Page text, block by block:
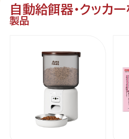
自動給餌器・クッカ
製品